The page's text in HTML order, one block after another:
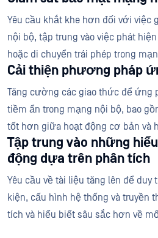
Yêu cầu khắt khe hơn đối với
nội bộ, tập trung vào việc phát
hoặc di chuyển trái phép trong
Cải thiện phương pháp
Tăng cường các giao thức để ứng
tiềm ẩn trong mạng nội bộ, bao
tốt hơn giữa hoạt động cơ bản và
Tập trung vào những
động dựa trên phân tích
Yêu cầu về tài liệu tăng lên để
kiện, cấu hình hệ thống và truyền
tích và hiểu biết sâu sắc hơn về